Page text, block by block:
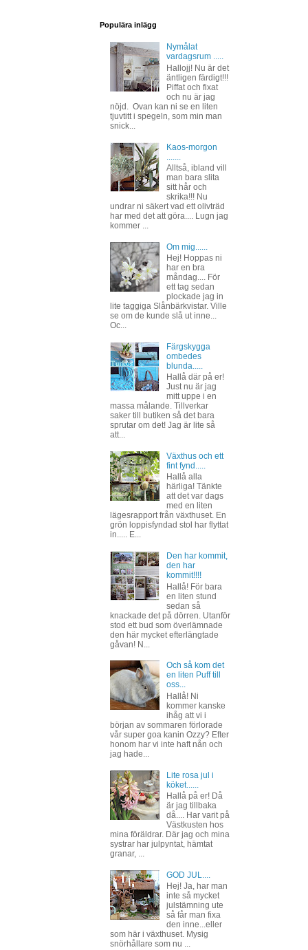
Populära inlägg
Nymålat
vardagsrum .....
Hallojj! Nu är det
äntligen färdigt!!!
Piffat och fixat
och nu är jag
nöjd. Ovan kan ni se en liten
tjuvtitt i spegeln, som min man
snick...
Kaos-morgon
Alltså, ibland vill
man bara slita
sitt hår och
skrika!!! Nu
undrar ni säkert vad ett olivträd
har med det att göra.... Lugn jag
kommer ...
Om mig......
Hej! Hoppas ni
har en bra
måndag.... För
ett tag sedan
plockade jag in
lite taggiga Slånbärkvistar. Ville
se om de kunde slå ut inne...
Oc...
Färgskygga
ombedes
blunda.....
Hallå där på er!
Just nu är jag
mitt uppe i en
massa målande. Tillverkar
saker till butiken så det bara
sprutar om det! Jag är lite så
att...
Växthus och ett
fint fynd.....
Hallå alla
härliga! Tänkte
att det var dags
med en liten
lägesrapport från växthuset. En
grön loppisfyndad stol har flyttat
in..... E...
Den har kommit,
den har
kommit!!!!
Hallå! För bara
en liten stund
sedan så
knackade det på dörren. Utanför
stod ett bud som överlämnade
den här mycket efterlängtade
gåvan! N...
Och så kom det
en liten Puff till
oss...
Hallå! Ni
kommer kanske
ihåg att vi i
början av sommaren förlorade
vår super goa kanin Ozzy? Efter
honom har vi inte haft nån och
jag hade...
Lite rosa jul i
köket......
Hallå på er! Då
är jag tillbaka
då.... Har varit på
Västkusten hos
mina föräldrar. Där jag och mina
systrar har julpyntat, hämtat
granar, ...
GOD JUL....
Hej! Ja, har man
inte så mycket
julstämning ute
så får man fixa
den inne...eller
som här i växthuset. Mysig
snörhållare som nu ...